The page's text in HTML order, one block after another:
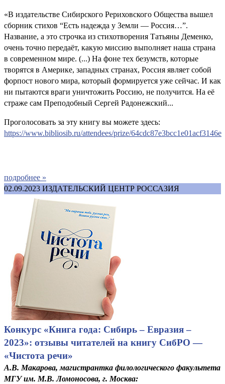
«В издательстве Сибирского Рериховского Общества вышел
сборник стихов “Есть надежда у Земли — Россия…”.
Название, а это строчка из стихотворения Татьяны Деменко,
очень точно передаёт, какую миссию выполняет наша страна
в современном мире. (...) На фоне тех безумств, которые
творятся в Америке, западных странах, Россия являет собой
форпост нового мира, который формируется уже сейчас. И как
ни пытаются враги уничтожить Россию, не получится. На её
страже сам Преподобный Сергей Радонежский...
Проголосовать за эту книгу вы можете здесь:
https://www.bibliosib.ru/attendees/prize/64cdc87e3bcc1e01acf3146e
подробнее »
02.09.2023 ИЗДАТЕЛЬСКИЙ ЦЕНТР РОССАЗИЯ
Конкурс «Книга года: Сибирь – Евразия –
2023»: отзывы читателей на книгу СибРО —
«Чистота речи»
А.В. Макарова, магистрантка филологического факультета
МГУ им. М.В. Ломоносова, г. Москва: